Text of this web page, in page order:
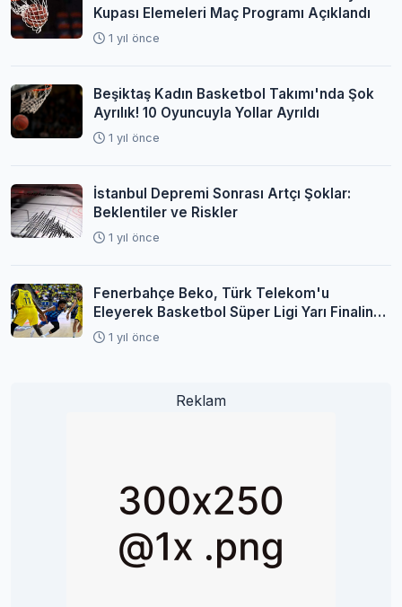
Kupası Elemeleri Maç Programı Açıklandı
1 yıl önce
Beşiktaş Kadın Basketbol Takımı'nda Şok
Ayrılık! 10 Oyuncuyla Yollar Ayrıldı
1 yıl önce
İstanbul Depremi Sonrası Artçı Şoklar:
Beklentiler ve Riskler
1 yıl önce
Fenerbahçe Beko, Türk Telekom'u
Eleyerek Basketbol Süper Ligi Yarı Finaline
Yükseldi
1 yıl önce
Reklam